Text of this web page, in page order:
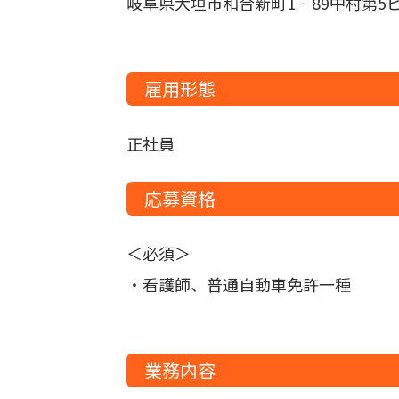
雇用形態
正社員
応募資格
＜必須＞
・看護師、普通自動車免許一種
業務内容